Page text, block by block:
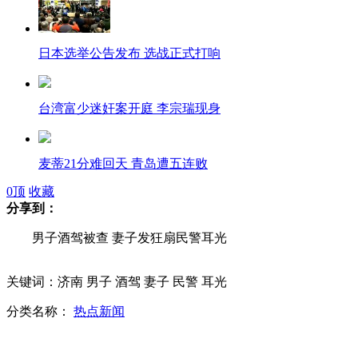
日本选举公告发布 选战正式打响
台湾富少迷奸案开庭 李宗瑞现身
麦蒂21分难回天 青岛遭五连败
台球高手扔白毛巾认输遭拒被清台
印度幼象穿越铁道遭火车冲撞死亡
0顶 收藏
分享到：
男子酒驾被查 妻子发狂扇民警耳光
关键词：济南 男子 酒驾 妻子 民警 耳光
分类名称： 热点新闻